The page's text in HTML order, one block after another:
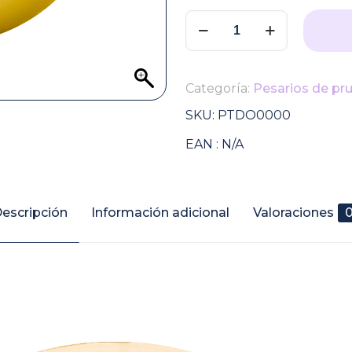
36,00
Donut
Milex
EAN : N/A
SKU: PTDO0000
Categoría: Pesarios de
Información adicional Valoraciones 0